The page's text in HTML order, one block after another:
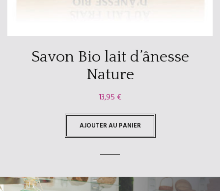
Savon Bio lait d’ânesse
Nature
13,95€
AJOUTER AU PANIER